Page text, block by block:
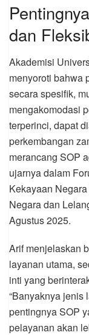
dan
Akademisi
menyoroti bahwa
secara spesifik,
mengakomodasi
terperinci, dapat
perkembangan
merancang SOP
ujarnya dalam
Kekayaan
Negara dan
Agustus 2025.
Arif menjelaskan
layanan utama,
inti yang
“Banyaknya jenis
pentingnya SOP
pelayanan akan